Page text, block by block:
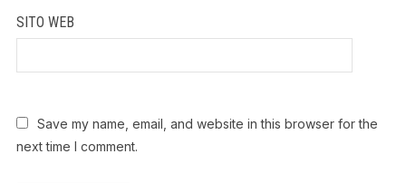
SITO WEB
Save my name, email, and website in this browser for the
next time I comment.